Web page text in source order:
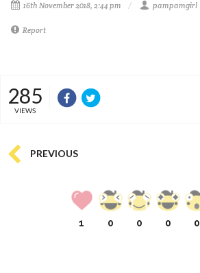
16th November 2018, 2:44 pm pampamgirl
Report
285
VIEWS
PREVIOUS
1 0 0 0 0